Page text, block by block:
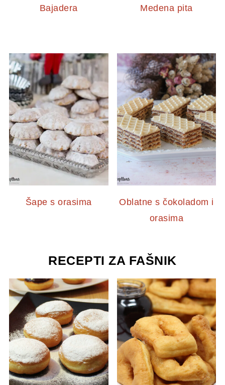
Bajadera Medena pita
Šape s orasima
Oblatne s čokoladom i
orasima
RECEPTI ZA FAŠNIK